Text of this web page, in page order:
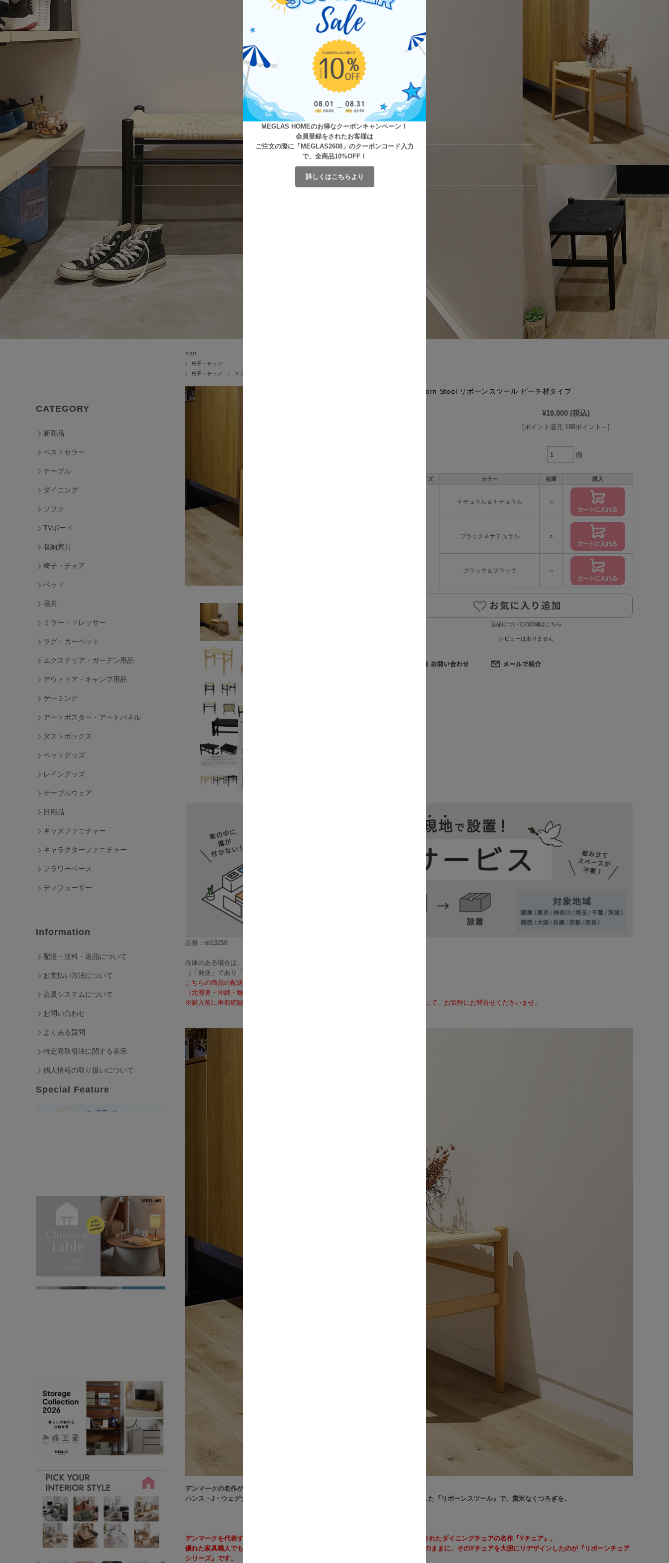
MEGLAS HOMEのお得なクーポンキャンペーン！
会員登録をされたお客様は
ご注文の際に「MEGLAS2608」のクーポンコード入力
で、全商品10%OFF！
詳しくはこちらより
TOP
椅子・チェア
椅子・チェア
スツール
Re:born Stool リボーンスツール ビーチ材タイプ
¥19,800 (税込)
[ポイント還元 198ポイント～]
個
サイズ カラー 在庫 購入
F
ナチュラル＆ナチュラル ○
ブラック＆ナチュラル ○
ブラック＆ブラック ○
返品についての詳細はこちら
レビューはありません
品番：m13258
在庫のある場合は、3～5営業日で発送いたします。
（「発送」であり「お届け」ではございませんのでご注意ください）
こちらの商品の配送料は無料となります。
（北海道・沖縄・離島への配送は、送料別途お見積りとなります）
※購入前に事前確認も可能となりますので、お電話（0120-155-339）またはメールにて、お気軽にお問合せくださいませ。
デンマークの名作が新たな姿で蘇る。
ハンス・J・ウェグナーの名に恥じない、座り心地の良さと美しいデザインが融合した『リボーンスツール』で、贅沢なくつろぎを。
CATEGORY
新商品
ベストセラー
テーブル
ダイニング
ソファ
TVボード
収納家具
椅子・チェア
ベッド
寝具
ミラー・ドレッサー
ラグ・カーペット
エクステリア・ガーデン用品
アウトドア・キャンプ用品
ゲーミング
アートポスター・アートパネル
ダストボックス
ペットグッズ
レイングッズ
テーブルウェア
日用品
キッズファニチャー
キャラクターファニチャー
フラワーベース
ディフューザー
Information
配送・送料・返品について
お支払い方法について
会員システムについて
お問い合わせ
よくある質問
特定商取引法に関する表示
個人情報の取り扱いについて
Special Feature